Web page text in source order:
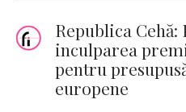
Republica
inculparea
pentru
europene